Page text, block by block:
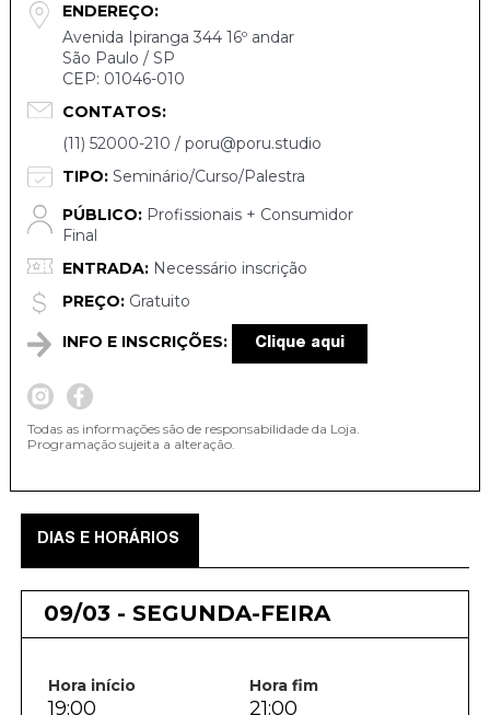
ENDEREÇO:
Avenida Ipiranga 344 16º andar
São Paulo / SP
CEP: 01046-010
CONTATOS:
(11) 52000-210 / poru@poru.studio
TIPO:Seminário/Curso/Palestra
PÚBLICO:Profissionais + Consumidor
Final
ENTRADA:Necessário inscrição
PREÇO:Gratuito
INFO E INSCRIÇÕES: Clique aqui
Todas as informações são de responsabilidade da Loja.
Programação sujeita a alteração.
DIAS E HORÁRIOS
09/03 - SEGUNDA-FEIRA
Hora início Hora fim
19:00 21:00